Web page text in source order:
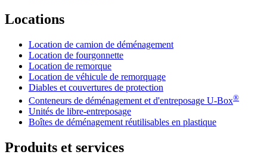
Locations
Location de camion de déménagement
Location de fourgonnette
Location de remorque
Location de véhicule de remorquage
Diables et couvertures de protection
Conteneurs de déménagement et d'entreposage U-Box®
Unités de libre-entreposage
Boîtes de déménagement réutilisables en plastique
Produits et services